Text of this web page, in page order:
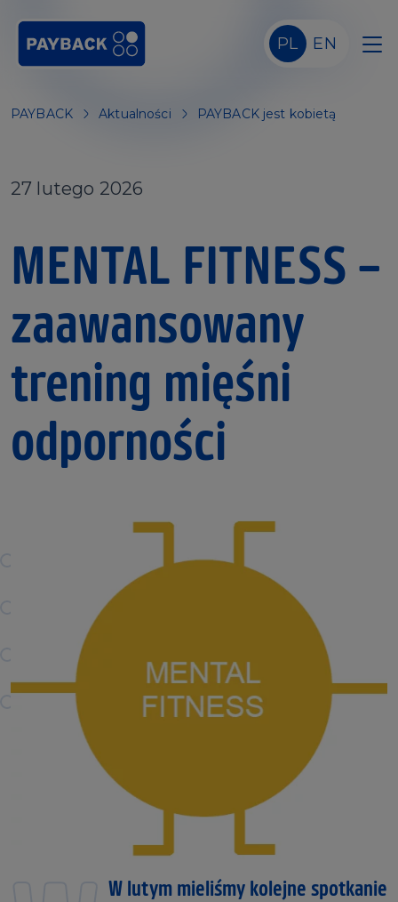
PL EN
PAYBACK Aktualności PAYBACK jest kobietą
27 lutego 2026
MENTAL FITNESS –
zaawansowany
trening mięśni
odporności
W lutym mieliśmy kolejne spotkanie